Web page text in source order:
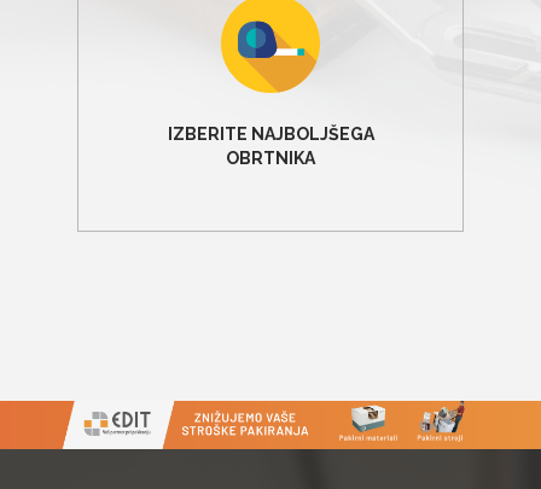
IZBERITE NAJBOLJŠEGA
OBRTNIKA